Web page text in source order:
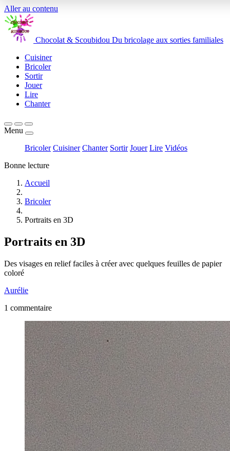
Aller au contenu
Chocolat & Scoubidou Du bricolage aux sorties familiales
Cuisiner
Bricoler
Sortir
Jouer
Lire
Chanter
Menu
Bricoler Cuisiner Chanter Sortir Jouer Lire Vidéos
Bonne lecture
Accueil
Bricoler
Portraits en 3D
Portraits en 3D
Des visages en relief faciles à créer avec quelques feuilles de papier
coloré
Aurélie
1 commentaire